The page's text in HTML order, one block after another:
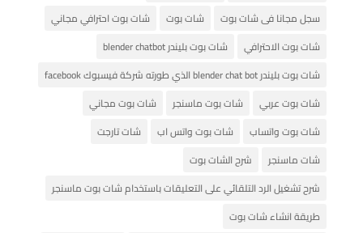
سجل مجانا فى شات بوت
شات بوت
شات بوت احترافي مجاني
شات بوت الاحترافي
شات بوت بليندر blender chatbot
شات بوت بليندر blender chat bot الذي طورته شركة فيسبوك facebook
شات بوت عربي
شات بوت ماسنجر
شات بوت مجاني
شات بوت واتساب
شات بوت واتس اب
شات تارجت
شات ماسنجر
شرح الشات بوت
شرح تشغيل الرد التلقائي على التعليقات باستخدام شات بوت ماسنجر
طريقة انشاء شات بوت